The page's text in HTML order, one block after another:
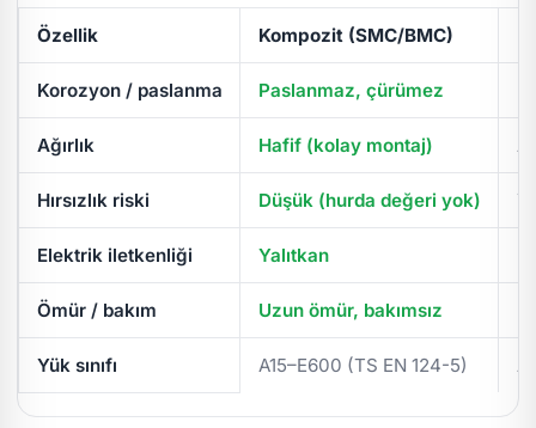
Özellik Kompozit (SMC/BMC)
Korozyon / paslanma Paslanmaz, çürümez
Ağırlık Hafif (kolay montaj)
Hırsızlık riski Düşük (hurda değeri yok)
Elektrik iletkenliği Yalıtkan
Ömür / bakım Uzun ömür, bakımsız
Yük sınıfı A15–E600 (TS EN 124-5)